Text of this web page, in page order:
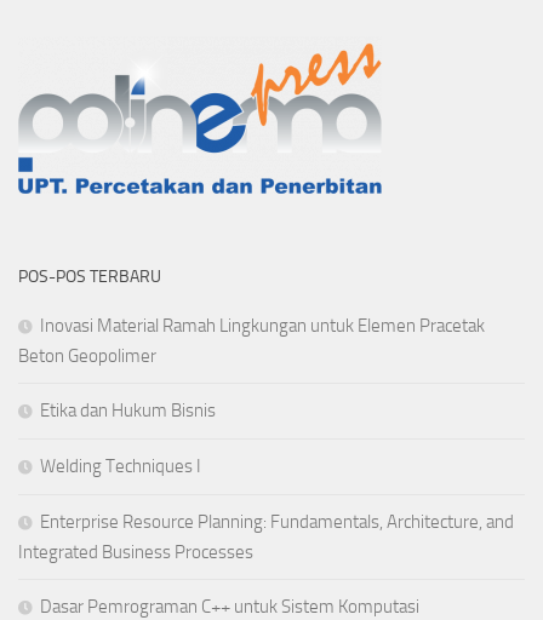
POS-POS TERBARU
Inovasi Material Ramah Lingkungan untuk Elemen Pracetak
Beton Geopolimer
Etika dan Hukum Bisnis
Welding Techniques I
Enterprise Resource Planning: Fundamentals, Architecture, and
Integrated Business Processes
Dasar Pemrograman C++ untuk Sistem Komputasi